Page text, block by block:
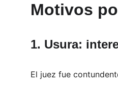
Motivos
1. Usura:
El juez fue